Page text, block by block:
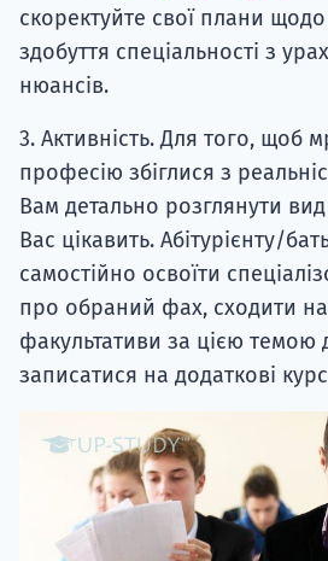
скоректуйте свої плани
здобуття спеціальності з
нюансів.
3. Активність. Для того, щоб
професію збіглися з
Вам детально розглянути вид
Вас цікавить. Абітурієнту/
самостійно освоїти
про обраний фах, сходити на
факультативи за цією темою
записатися на додаткові